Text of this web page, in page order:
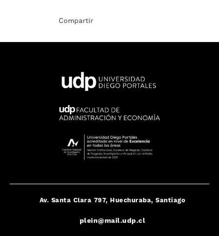
Compartir
Av. Santa Clara 797, Huechuraba, Santiago
plein@mail.udp.cl